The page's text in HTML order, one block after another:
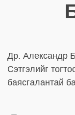
Др. Александр
Сэтгэлийг
баясгалантай